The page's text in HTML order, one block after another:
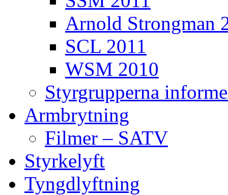
Arnold Strongman
SCL 2011
WSM 2010
Styrgrupperna
Armbrytning
Filmer – SATV
Styrkelyft
Tyngdlyftning